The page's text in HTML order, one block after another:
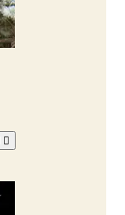
